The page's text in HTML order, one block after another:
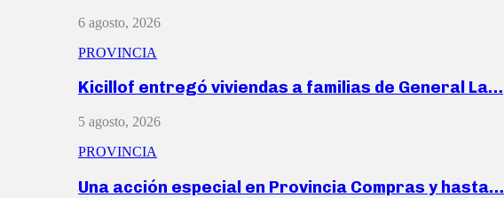
6 agosto, 2026
PROVINCIA
Kicillof entregó viviendas a familias de General La…
5 agosto, 2026
PROVINCIA
Una acción especial en Provincia Compras y hasta…